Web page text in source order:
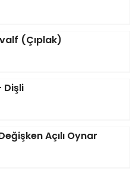
(Çıplak)
Dişli
Açılı Oynar